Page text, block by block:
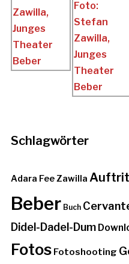
Schlagwörter
Adara Fee Zawilla
Beber Buch
Didel-Dadel-Dum
Fotos Fotoshooting